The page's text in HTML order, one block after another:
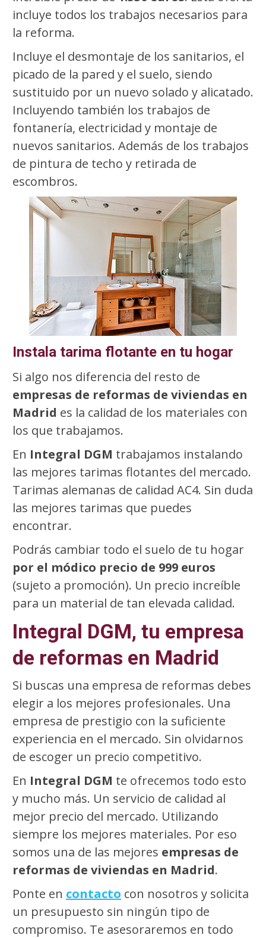
incluye todos los trabajos necesarios para
la reforma.
Incluye el desmontaje de los sanitarios, el
picado de la pared y el suelo, siendo
sustituido por un nuevo solado y alicatado.
Incluyendo también los trabajos de
fontanería, electricidad y montaje de
nuevos sanitarios. Además de los trabajos
de pintura de techo y retirada de
escombros.
Instala tarima flotante en tu hogar
Si algo nos diferencia del resto de
empresas de reformas de viviendas en
Madrid es la calidad de los materiales con
los que trabajamos.
En Integral DGM trabajamos instalando
las mejores tarimas flotantes del mercado.
Tarimas alemanas de calidad AC4. Sin duda
las mejores tarimas que puedes
encontrar.
Podrás cambiar todo el suelo de tu hogar
por el módico precio de 999 euros
(sujeto a promoción). Un precio increíble
para un material de tan elevada calidad.
Integral DGM, tu empresa
de reformas en Madrid
Si buscas una empresa de reformas debes
elegir a los mejores profesionales. Una
empresa de prestigio con la suficiente
experiencia en el mercado. Sin olvidarnos
de escoger un precio competitivo.
En Integral DGM te ofrecemos todo esto
y mucho más. Un servicio de calidad al
mejor precio del mercado. Utilizando
siempre los mejores materiales. Por eso
somos una de las mejores empresas de
reformas de viviendas en Madrid.
Ponte en contacto con nosotros y solicita
un presupuesto sin ningún tipo de
compromiso. Te asesoraremos en todo